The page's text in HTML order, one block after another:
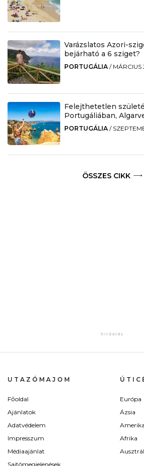
Varázslatos Azori-
bejárható a 6 sziget?
PORTUGÁLIA / MÁRCIUS
Felejthetetlen
Portugáliában,
PORTUGÁLIA /
ÖSSZES CIKK
UTAZÓMAJOM
Főoldal
Ajánlatok
Adatvédelem
Impresszum
Médiaajánlat
Sajtómegjelenések
Európa
Ázsia
Amerika
Afrika